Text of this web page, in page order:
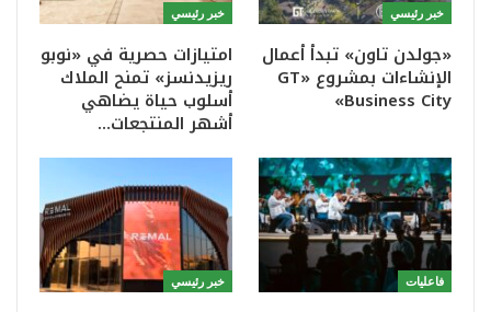
خبر رئيسي
«جولدن تاون» تبدأ أعمال
الإنشاءات بمشروع «GT
Business City»
خبر رئيسي
امتيازات حصرية في «نوبو
ريزيدنسز» تمنح الملاك
أسلوب حياة يضاهي
أشهر المنتجعات…
فاعليات خبر رئيسي